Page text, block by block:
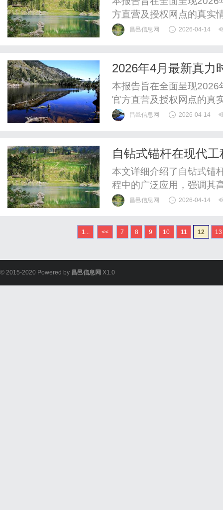
方直营及授权网点的真实
信息，规避非官方网点带
方服务、客户服务等核心
昌邑信息网 2026-04-14
2026年4月最新真力
开）实地考察・多方
本报告旨在全面呈现2026
官方直营及授权网点的真
后信息，规避非官方网点
后、官方服务、客户服务
昌邑信息网 2026-04-14
自钻式锚杆在现代
本文详细介绍了自钻式锚
程中的广泛应用，强调其
昌邑信息网 2026-04-14
1... << 7 8 9 10 11 12 13
© 2015-2020 Powered by 昌邑信息网 X1.0